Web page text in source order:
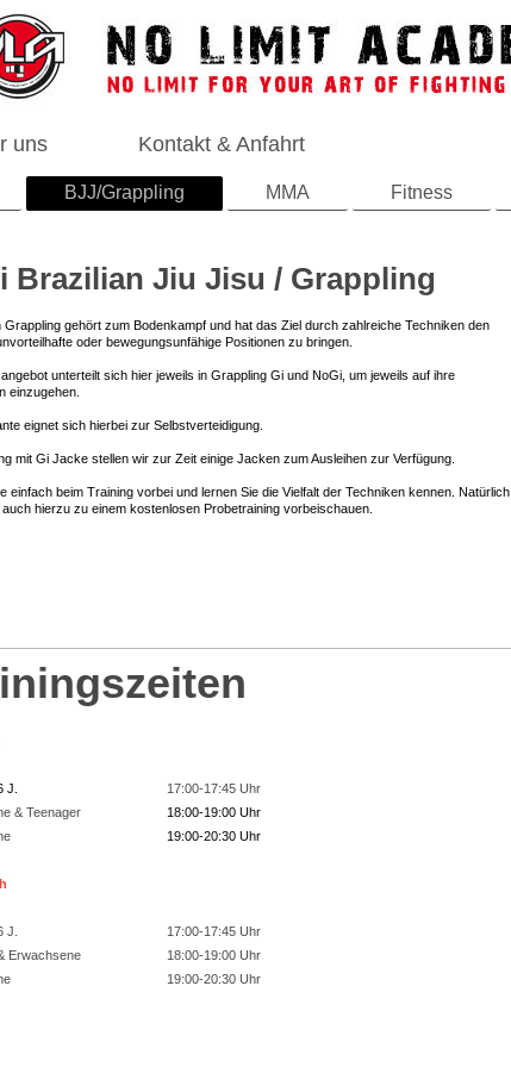
uns Kontakt & Anfahrt
BJJ/Grappling MMA Fitness
Brazilian Jiu Jisu / Grappling
Grappling gehört zum Bodenkampf und hat das Ziel durch zahlreiche Techniken den
oder bewegungsunfähige Positionen zu bringen.
unterteilt sich hier jeweils in Grappling Gi und NoGi, um jeweils auf ihre
einzugehen.
eignet sich hierbei zur Selbstverteidigung.
mit Gi Jacke stellen wir zur Zeit einige Jacken zum Ausleihen zur Verfügung.
einfach beim Training vorbei und lernen Sie die Vielfalt der Techniken kennen. Natürlich
hierzu zu einem kostenlosen Probetraining vorbeischauen.
J.
17:00-17:45 Uhr
& Teenager
18:00-19:00 Uhr
19:00-20:30 Uhr
J.
17:00-17:45 Uhr
Erwachsene
18:00-19:00 Uhr
19:00-20:30 Uhr